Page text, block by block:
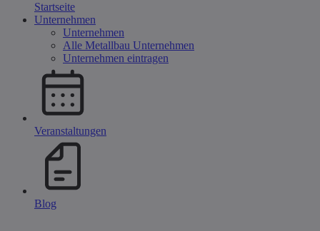
Startseite
Unternehmen
Unternehmen
Alle Metallbau Unternehmen
Unternehmen eintragen
Veranstaltungen
Blog